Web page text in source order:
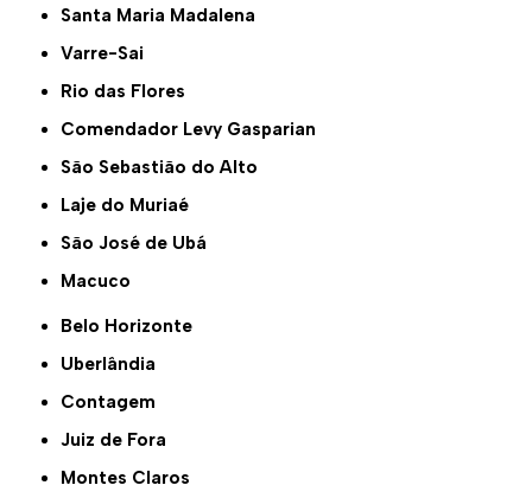
Santa Maria Madalena
Varre-Sai
Rio das Flores
Comendador Levy Gasparian
São Sebastião do Alto
Laje do Muriaé
São José de Ubá
Macuco
Belo Horizonte
Uberlândia
Contagem
Juiz de Fora
Montes Claros